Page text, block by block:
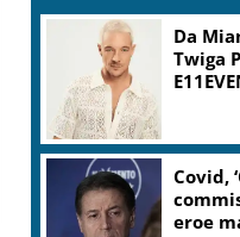
Sogin:
2,5
47,7%
“Una
teatro